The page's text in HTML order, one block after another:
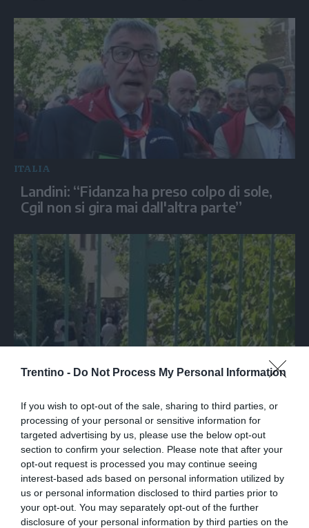
Trentino - Do Not Process My Personal Information
If you wish to opt-out of the sale, sharing to third parties, or
processing of your personal or sensitive information for
targeted advertising by us, please use the below opt-out
section to confirm your selection. Please note that after your
opt-out request is processed you may continue seeing
interest-based ads based on personal information utilized by
us or personal information disclosed to third parties prior to
your opt-out. You may separately opt-out of the further
disclosure of your personal information by third parties on the
ITALIA
Landini: “Fidanza ha preso colpo di sole,
Cgil non si gira mai dall'altra parte”
Ultimo saluto a Guccini tra applausi e
commozione a Pavana